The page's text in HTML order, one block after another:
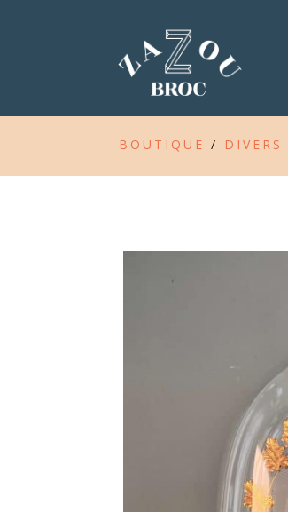
BOUTIQUE / DIVERS